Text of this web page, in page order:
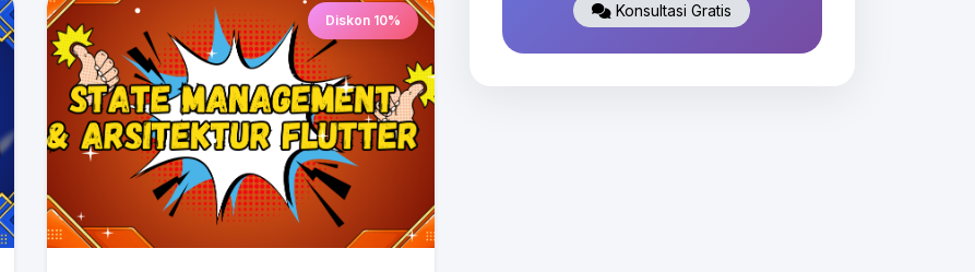
Diskon 10%
Konsultasi Gratis